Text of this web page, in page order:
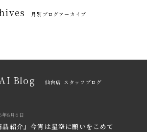
月別ブログアーカイブ
Blog 仙台店 スタッフブログ
8月6日
品紹介』今宵は星空に願いをこめて